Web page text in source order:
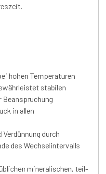
hohen Temperaturen
stabilen
Beanspruchung
in allen
durch
des Wechselintervalls
mineralischen, teil-